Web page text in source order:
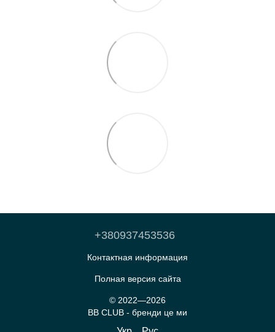
+380937453536
Контактная информация
Полная версия сайта
© 2022—2026
BB CLUB - бренди це ми